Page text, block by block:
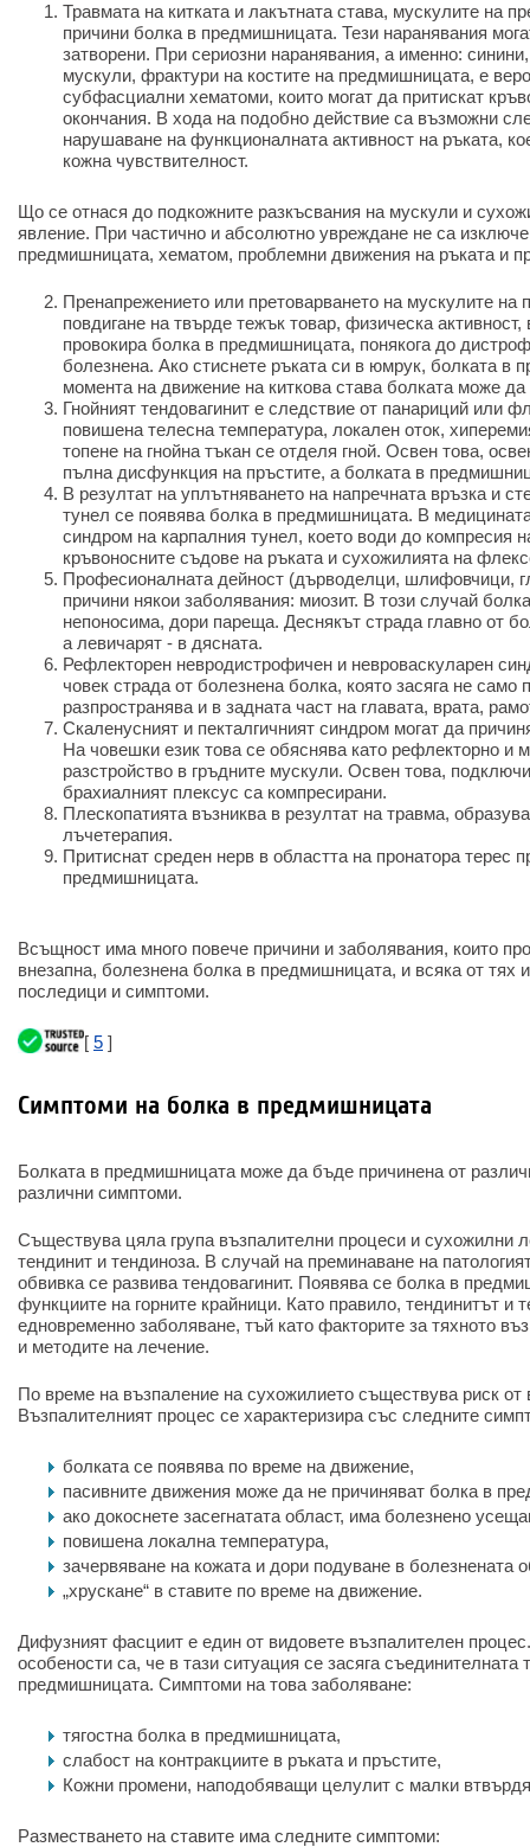
Травмата на китката и лакътната става, мускулите на
причини болка в предмишницата. Тези наранявания
затворени. При сериозни наранявания, а именно:
мускули, фрактури на костите на предмишницата, е
субфасциални хематоми, които могат да притискат
окончания. В хода на подобно действие са възможни
нарушаване на функционалната активност на ръката,
кожна чувствителност.
Що се отнася до подкожните разкъсвания на мускули и
явление. При частично и абсолютно увреждане не са
предмишницата, хематом, проблемни движения на ръката и
Пренапрежението или претоварването на мускулите
повдигане на твърде тежък товар, физическа
провокира болка в предмишницата, понякога до
болезнена. Ако стиснете ръката си в юмрук, болката в
момента на движение на киткова става болката може
Гнойният тендовагинит е следствие от панариций или
повишена телесна температура, локален оток,
топене на гнойна тъкан се отделя гной. Освен това,
пълна дисфункция на пръстите, а болката в
В резултат на уплътняването на напречната връзка и
тунел се появява болка в предмишницата. В
синдром на карпалния тунел, което води до компресия
кръвоносните съдове на ръката и сухожилията на
Професионалната дейност (дърводелци, шлифовчици,
причини някои заболявания: миозит. В този случай
непоносима, дори пареща. Деснякът страда главно от
а левичарят - в дясната.
Рефлекторен невродистрофичен и невроваскуларен
човек страда от болезнена болка, която засяга не
разпространява и в задната част на главата, врата,
Скаленусният и пекталгичният синдром могат да
На човешки език това се обяснява като рефлекторно и
разстройство в гръдните мускули. Освен това,
брахиалният плексус са компресирани.
Плескопатията възниква в резултат на травма,
лъчетерапия.
Притиснат среден нерв в областта на пронатора терес
предмишницата.
Всъщност има много повече причини и заболявания, които
внезапна, болезнена болка в предмишницата, и всяка от тях
последици и симптоми.
[ 5 ]
Симптоми на болка в предмишницата
Болката в предмишницата може да бъде причинена от
различни симптоми.
Съществува цяла група възпалителни процеси и сухожилни
тендинит и тендиноза. В случай на преминаване на
обвивка се развива тендовагинит. Появява се болка в
функциите на горните крайници. Като правило, тендинитът и
едновременно заболяване, тъй като факторите за тяхното
и методите на лечение.
По време на възпаление на сухожилието съществува риск от
Възпалителният процес се характеризира със следните
болката се появява по време на движение,
пасивните движения може да не причиняват болка в
ако докоснете засегнатата област, има болезнено
повишена локална температура,
зачервяване на кожата и дори подуване в болезнената
„хрускане“ в ставите по време на движение.
Дифузният фасциит е един от видовете възпалителен
особености са, че в тази ситуация се засяга съединителната
предмишницата. Симптоми на това заболяване:
тягостна болка в предмишницата,
слабост на контракциите в ръката и пръстите,
Кожни промени, наподобяващи целулит с малки
Разместването на ставите има следните симптоми: